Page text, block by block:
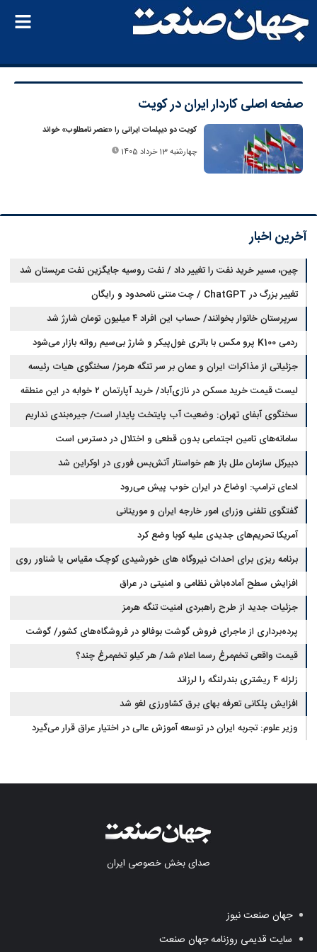
صفحه اصلیکاردار ایران در کویت
کویت دو دیپلمات ایرانی را «عنصر نامطلوب» خواند
چهارشنبه 13 خرداد 1405
آخرین اخبار
چین، مسیر خرید نفت را تغییر داد / نفت روسیه جایگزین نفت عربستان شد
تغییر بزرگ در ChatGPT / چت متنی نامحدود و رایگان
سرپرستان خانوار بخوانند/ حساب این افراد ۴ میلیون تومان شارژ شد
ردمی K100 پرو مکس با باتری غول‌پیکر و شارژ بی‌سیم روانه بازار می‌شود
جزئیاتی از مذاکرات ایران و عمان بر سر تنگه هرمز/ سخنگوی هیات رئیسه
مجلس: بیانیه‌ای شامل تصحیح مسیر تردد دریایی در تنگه، در آستانه نهایی شدن
است
لیست قیمت خرید مسکن در نازی‌آباد/ خرید آپارتمان ۲ خوابه در این منطقه
چقدر سرمایه نیاز دارد؟ + جدول مردادماه ۱۴۰۵
سخنگوی آبفای تهران: وضعیت آب پایتخت پایدار است/ جیره‌بندی نداریم
سامانه‌های تامین اجتماعی بدون قطعی و اختلال در دسترس است
دبیرکل سازمان ملل باز هم خواستار آتش‌بس فوری در اوکراین شد
ادعای ترامپ: اوضاع در ایران خوب پیش می‌رود
گفتگوی تلفنی وزرای امور خارجه ایران و موریتانی
آمریکا تحریم‌های جدیدی علیه کوبا وضع کرد
برنامه ریزی برای احداث نیروگاه های خورشیدی کوچک مقیاس یا شناور روی
آب در مازندران
افزایش سطح آماده‌باش نظامی و امنیتی در عراق
جزئیات جدید از طرح راهبردی امنیت تنگه هرمز
پرده‌برداری از ماجرای فروش گوشت بوفالو در فروشگاه‌های کشور/ گوشت
بوفالو از کجا وارد می‌شود؟/ هر کیلو بوفالو با چه قیمتی به فروش می‌رود؟
قیمت واقعی تخم‌مرغ رسما اعلام شد/ هر کیلو تخم‌مرغ چند؟
زلزله ۴ ریشتری بندرلنگه را لرزاند
افزایش پلکانی تعرفه بهای برق کشاورزی لغو شد
وزیر علوم: تجربه ایران در توسعه آموزش عالی در اختیار عراق قرار می‌گیرد
صدای بخش خصوصی ایران
جهان صنعت نیوز
سایت قدیمی روزنامه جهان صنعت